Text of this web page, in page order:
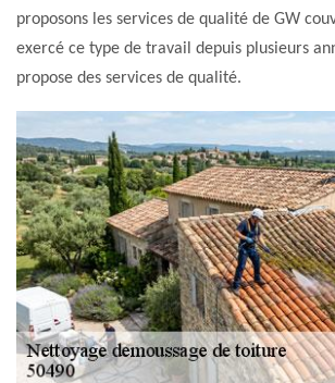
proposons les services de qualité de GW
exercé ce type de travail depuis plusieurs
propose des services de qualité.